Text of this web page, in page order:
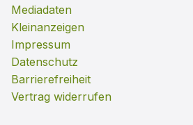
Mediadaten
Kleinanzeigen
Impressum
Datenschutz
Barrierefreiheit
Vertrag widerrufen